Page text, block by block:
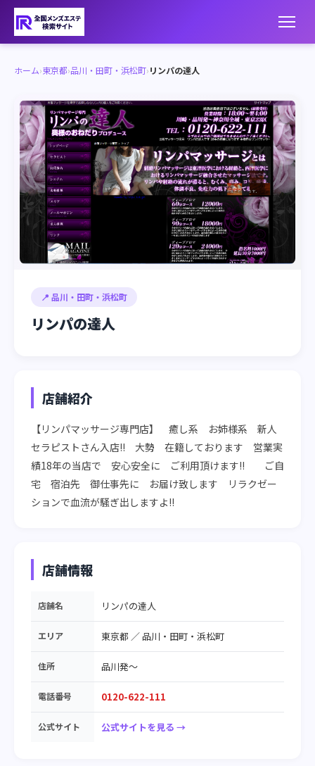
ホーム›東京都›品川・田町・浜松町›リンパの達人
📍 品川・田町・浜松町
リンパの達人
店舗紹介
【リンパマッサージ専門店】　癒し系　お姉様系　新人
セラピストさん入店!!　大勢　在籍しております　営業実
績18年の当店で　安心安全に　ご利用頂けます!!　　ご自
宅　宿泊先　御仕事先に　お届け致します　リラクゼー
ションで血流が騒ぎ出しますよ!!
店舗情報
店舗名 リンパの達人
エリア 東京都 ／ 品川・田町・浜松町
住所 品川発～
電話番号 0120-622-111
公式サイト 公式サイトを見る →